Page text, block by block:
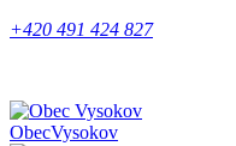
+420 491 424 827
ObecVysokov